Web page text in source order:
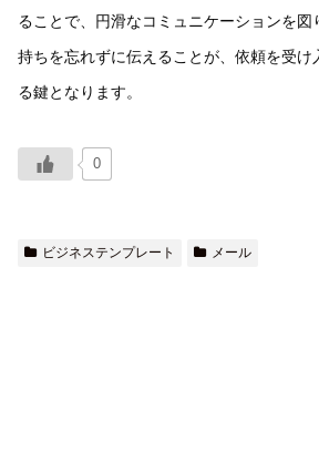
ることで、円滑なコミュニケーションを
持ちを忘れずに伝えることが、依頼を受け
る鍵となります。
0
ビジネステンプレート メール